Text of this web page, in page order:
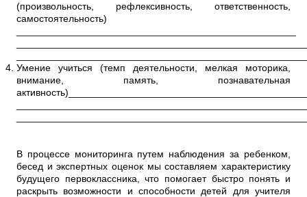
(произвольность, рефлексивность, ответственность,
самостоятельность)
Умение учиться (темп деятельности, мелкая моторика,
внимание, память, познавательная
В процессе мониторинга путем наблюдения за ребенком,
бесед и экспертных оценок мы составляем характеристику
будущего первоклассника, что помогает быстро понять и
раскрыть возможности и способности детей для учителя